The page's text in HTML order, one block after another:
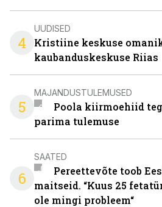
4
UUDISED
Kristiine keskuse
kaubanduskeskuse Riias
5
MAJANDUSTULEMUSED
Poola kiirmoehiid
parima tulemuse
6
SAATED
Pereettevõte toob
maitseid. “Kuus 25
ole mingi probleem“